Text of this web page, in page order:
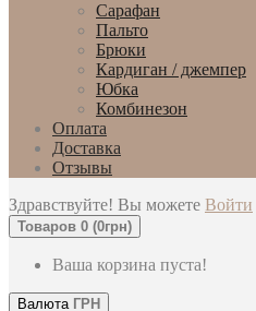
Сарафан
Пальто
Брюки
Кардиган / джемпер
Юбка
Комбинезон
Оплата
Доставка
Отзывы
Здравствуйте! Вы можете Войти
Товаров 0 (0грн)
Ваша корзина пуста!
Валюта ГРН